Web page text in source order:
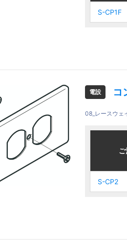
S-CP1F
S-CP1F
S-CP1F
S-CP1F
電設 コ
08_レースウェ
ご注文
S-CP2
S-CP2
ご注文
S-CP2
S-CP2